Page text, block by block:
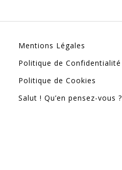
Mentions Légales
Politique de Confidentialité
Politique de Cookies
Salut ! Qu’en pensez-vous ?